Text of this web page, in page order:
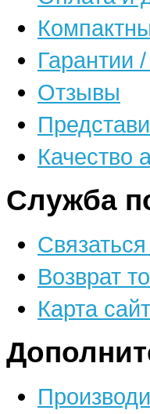
Гарантии
Отзывы
Качество
Служба
Возврат
Карта